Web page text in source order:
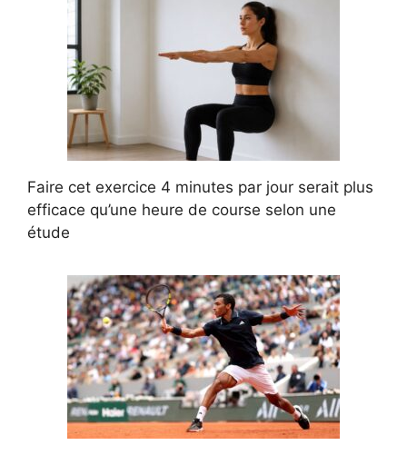
Faire cet exercice 4 minutes par jour serait plus
efficace qu’une heure de course selon une
étude